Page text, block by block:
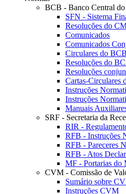
BCB - Banco Central
SFN - Sistema
Resoluções do
Comunicados
Comunicados
Circulares do BCB
Resoluções do
Resoluções
Cartas-Circulares
Instruções
Instruções
Manuais
SRF - Secretaria da
RIR -
RFB - Instruções
RFB - Pareceres
RFB - Atos
MF - Portarias do
CVM - Comissão de
Sumário sobre
Instruções CVM